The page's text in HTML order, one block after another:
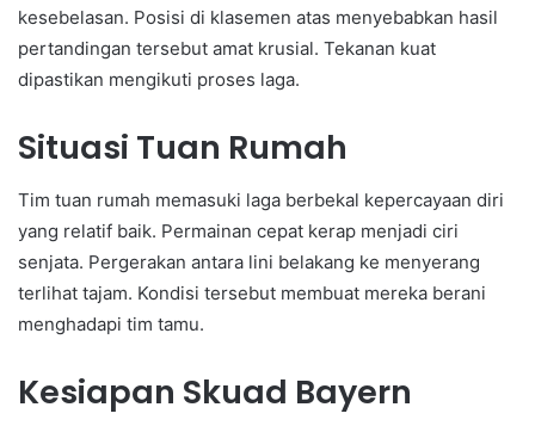
kesebelasan. Posisi di klasemen atas menyebabkan hasil
pertandingan tersebut amat krusial. Tekanan kuat
dipastikan mengikuti proses laga.
Situasi Tuan Rumah
Tim tuan rumah memasuki laga berbekal kepercayaan diri
yang relatif baik. Permainan cepat kerap menjadi ciri
senjata. Pergerakan antara lini belakang ke menyerang
terlihat tajam. Kondisi tersebut membuat mereka berani
menghadapi tim tamu.
Kesiapan Skuad Bayern